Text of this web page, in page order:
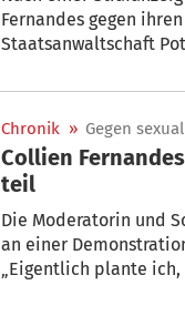
Fernandes gegen
Staatsanwaltschaft
Chronik » Gegen
Collien
teil
Die Moderatorin und
an einer
„Eigentlich plante